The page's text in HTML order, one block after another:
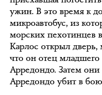
ужин. В это время к
микроавтобус, из
морских пехотинцев
Карлос открыл
что он отец младшего
Арредондо. Затем
Арредондо убит в